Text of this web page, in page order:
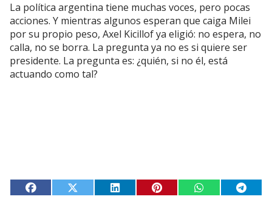
La política argentina tiene muchas voces, pero pocas
acciones. Y mientras algunos esperan que caiga Milei
por su propio peso, Axel Kicillof ya eligió: no espera, no
calla, no se borra. La pregunta ya no es si quiere ser
presidente. La pregunta es: ¿quién, si no él, está
actuando como tal?